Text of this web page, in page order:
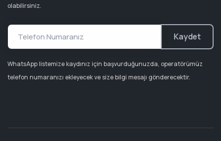
olabilirsiniz.
Kaydet
WhatsApp listemize kaydınız için başvurduğunuzda, operatörümüz
telefon numaranızı ekleyecek ve size bilgi mesajı gönderecektir.